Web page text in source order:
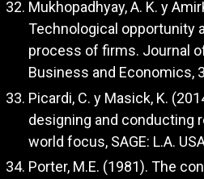
Mukhopadhyay, A. K. y
Technological opportunity
process of firms. Journal
Business and Economics,
Picardi, C. y Masick, K.
designing and conducting
world focus, SAGE: L.A.
Porter, M.E. (1981). The